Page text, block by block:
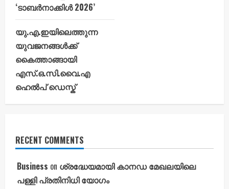
‘ടാബർനാക്കിൾ 2026’
യു.എ.ഇയിലെത്തുന്ന
യുവജനങ്ങൾക്ക്
കൈത്താങ്ങായി
എസ്.ഒ.സി.വൈ.എ
ഹെൽപ് ഡെസ്ക്
RECENT COMMENTS
Business on ശ്രദ്ധേയമായി കാനഡ മേഖലയിലെ
പള്ളി പ്രതിനിധി യോഗം